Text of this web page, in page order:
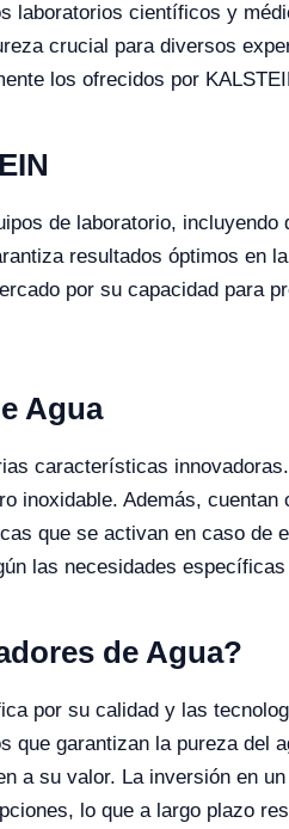
laboratorios científicos y
crucial para diversos
los ofrecidos por
de laboratorio,
resultados óptimos en
por su capacidad para
Agua
características
inoxidable. Además,
que se activan en caso de
las necesidades
de Agua?
por su calidad y las
garantizan la pureza del
a su valor. La inversión en
lo que a largo plazo